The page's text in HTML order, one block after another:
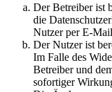
Der Betreiber ist
die
Nutzer per E-
Der Nutzer ist
Im Falle des
Betreiber und
sofortiger